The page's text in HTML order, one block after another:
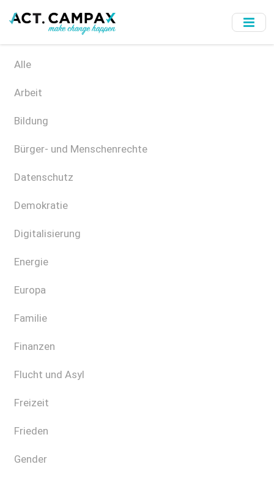
to
Alle
Arbeit
Bildung
Bürger- und Menschenrechte
Datenschutz
Demokratie
Digitalisierung
Energie
Europa
Familie
Finanzen
Flucht und Asyl
Freizeit
Frieden
Gender